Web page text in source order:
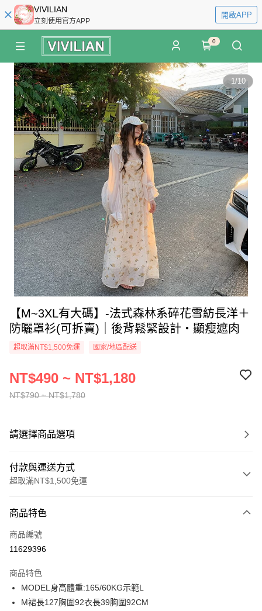
VIVILIAN
立刻使用官方APP
開啟APP
0
1/10
【M~3XL有大碼】-法式森林系碎花雪紡長洋＋
防曬罩衫(可拆賣)｜後背鬆緊設計・顯瘦遮肉
超取滿NT$1,500免運 國家/地區配送
NT$790 ~ NT$1,780
NT$490 ~ NT$1,180
請選擇商品選項
付款與運送方式
超取滿NT$1,500免運
信用卡一次付款
信用卡分期付款
合作金庫商業銀行
華南商業銀行
彰化商業銀行
上海商業儲蓄銀行
台北富邦商業銀行
超商取貨付款
LINE Pay
商品特色
商品編號
11629396
商品特色
MODEL身高體重:165/60KG示範L
M裙長127胸圍92衣長39胸圍92CM